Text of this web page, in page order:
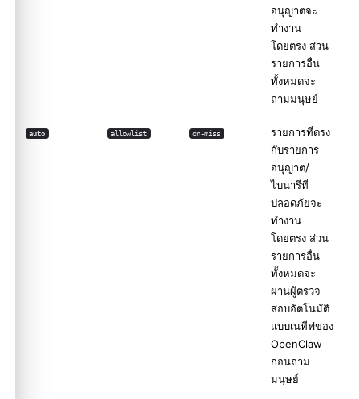
อนุญาตจะ
ทำงาน
โดยตรง ส่วน
รายการอื่น
ทั้งหมดจะ
ถามมนุษย์
auto allowlist on-miss
รายการที่ตรง
กับรายการ
อนุญาต/
ไบนารีที่
ปลอดภัยจะ
ทำงาน
โดยตรง ส่วน
รายการอื่น
ทั้งหมดจะ
ผ่านผู้ตรวจ
สอบอัตโนมัติ
แบบเนทีฟของ
OpenClaw
ก่อนถาม
มนุษย์